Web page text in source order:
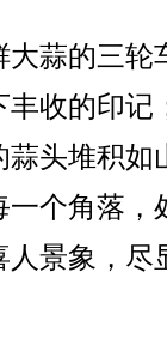
蒜的三轮
丰收的印记
蒜头堆积如
个角落，
人景象，尽